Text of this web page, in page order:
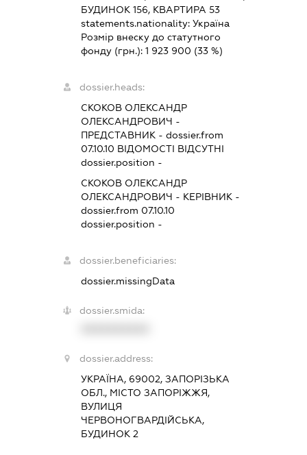
БУДИНОК 156, КВАРТИРА 53
statements.nationality: Україна
Розмір внеску до статутного
фонду (грн.): 1 923 900 (33 %)
dossier.heads:
СКОКОВ ОЛЕКСАНДР
ОЛЕКСАНДРОВИЧ -
ПРЕДСТАВНИК - dossier.from
07.10.10 ВІДОМОСТІ ВІДСУТНІ
dossier.position -
СКОКОВ ОЛЕКСАНДР
ОЛЕКСАНДРОВИЧ - КЕРІВНИК -
dossier.from 07.10.10
dossier.position -
dossier.beneficiaries:
dossier.missingData
dossier.smida:
dossier.address:
УКРАЇНА, 69002, ЗАПОРІЗЬКА
ОБЛ., МІСТО ЗАПОРІЖЖЯ,
ВУЛИЦЯ
ЧЕРВОНОГВАРДІЙСЬКА,
БУДИНОК 2